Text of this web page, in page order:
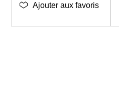
Ajouter aux favoris